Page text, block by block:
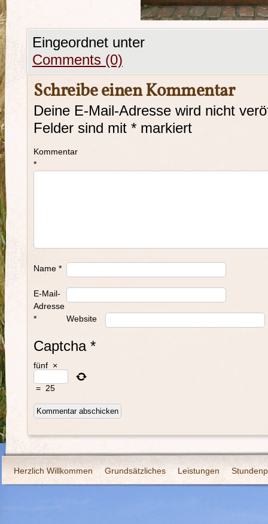
Eingeordnet unter
Comments (0)
Schreibe einen Kommentar
Deine E-Mail-Adresse wird nicht
Felder sind mit * markiert
Kommentar
*
Name *
E-Mail-
Adresse
*
Website
Captcha*
fünf ×
= 25
Herzlich Willkommen Grundsätzliches Leistungen